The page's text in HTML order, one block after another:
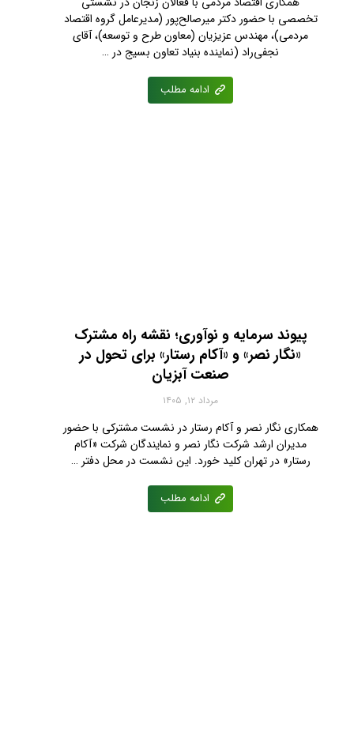
تخصصی با حضور دکتر میرصالح‌پور (مدیرعامل گروه اقتصاد
مردمی)، مهندس عزیزیان (معاون طرح و توسعه)، آقای
نجفی‌راد (نماینده بنیاد تعاون بسیج در …
ادامه مطلب
پیوند سرمایه و نوآوری؛ نقشه راه مشترک
«نگار نصر» و «آکام رستار» برای تحول در
صنعت آبزیان
مرداد ۱۲, ۱۴۰۵
همکاری نگار نصر و آکام رستار در نشست مشترکی با حضور
مدیران ارشد شرکت نگار نصر و نمایندگان شرکت «آکام
رستار» در تهران کلید خورد. این نشست در محل دفتر …
ادامه مطلب